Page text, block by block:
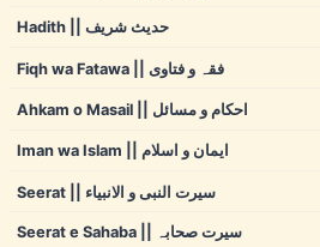
Hadith || حدیث شریف
Fiqh wa Fatawa || فقہ و فتاوی
Ahkam o Masail || احکام و مسائل
Iman wa Islam || ایمان و اسلام
Seerat || سیرت النبی و الانبیاء
Seerat e Sahaba || سیرت صحابہ